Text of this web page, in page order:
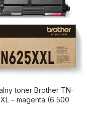
toner Brother TN-
– magenta (6 500